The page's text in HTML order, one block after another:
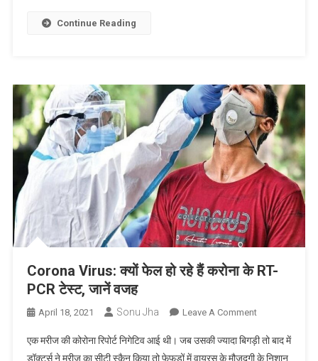
में
कुछ
इस
तरह
करे
कपड़ों
को
Sanitize
Continue Reading
Corona Virus: क्यों फेल हो रहे हैं करोना के RT-
PCR टेस्ट, जानें वजह
April 18, 2021 Sonu Jha Leave A CommentOn
Virus:
एक मरीज की कोरोना रिपोर्ट निगेटिव आई थी। जब उसकी ज्यादा बिगड़ी तो बाद में
डॉक्टर्स ने मरीज का सीटी स्कैन किया तो फेफड़ों में वायरस के मौजूदगी के निशान